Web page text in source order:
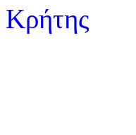
Κρήτης